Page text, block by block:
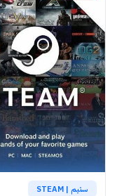
ستيم | STEAM